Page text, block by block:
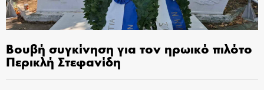
Βουβή συγκίνηση για τον ηρωικό πιλότο
Περικλή Στεφανίδη